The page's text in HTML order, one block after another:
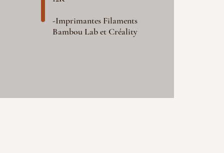
-Imprimantes Filaments
Bambou Lab et Créality